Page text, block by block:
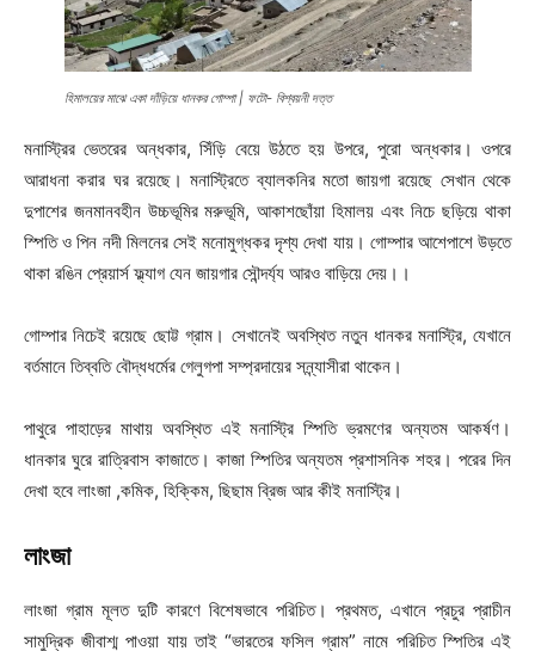
হিমালয়ের মাঝে একা দাঁড়িয়ে ধানকর গোম্পা | ফটো- বিশ্বয়নী দত্ত
মনাস্ট্রির ভেতরের অন্ধকার, সিঁড়ি বেয়ে উঠতে হয় উপরে, পুরো অন্ধকার। ওপরে
আরাধনা করার ঘর রয়েছে। মনাস্ট্রিতে ব্যালকনির মতো জায়গা রয়েছে সেখান থেকে
দুপাশের জনমানবহীন উচ্চভূমির মরুভূমি, আকাশছোঁয়া হিমালয় এবং নিচে ছড়িয়ে থাকা
স্পিতি ও পিন নদী মিলনের সেই মনোমুগ্ধকর দৃশ্য দেখা যায়। গোম্পার আশেপাশে উড়তে
থাকা রঙিন প্রেয়ার্স ফ্ল্যাগ যেন জায়গার সৌন্দর্য্য আরও বাড়িয়ে দেয়।।
গোম্পার নিচেই রয়েছে ছোট্ট গ্রাম। সেখানেই অবস্থিত নতুন ধানকর মনাস্ট্রি, যেখানে
বর্তমানে তিব্বতি বৌদ্ধধর্মের গেলুগপা সম্প্রদায়ের সন্ন্যাসীরা থাকেন।
পাথুরে পাহাড়ের মাথায় অবস্থিত এই মনাস্ট্রি স্পিতি ভ্রমণের অন্যতম আকর্ষণ।
ধানকার ঘুরে রাত্রিবাস কাজাতে। কাজা স্পিতির অন্যতম প্রশাসনিক শহর। পরের দিন
দেখা হবে লাংজা ,কমিক, হিক্কিম, ছিছাম ব্রিজ আর কীই মনাস্ট্রি।
লাংজা
লাংজা গ্রাম মূলত দুটি কারণে বিশেষভাবে পরিচিত। প্রথমত, এখানে প্রচুর প্রাচীন
সামুদ্রিক জীবাশ্ম পাওয়া যায় তাই “ভারতের ফসিল গ্রাম” নামে পরিচিত স্পিতির এই